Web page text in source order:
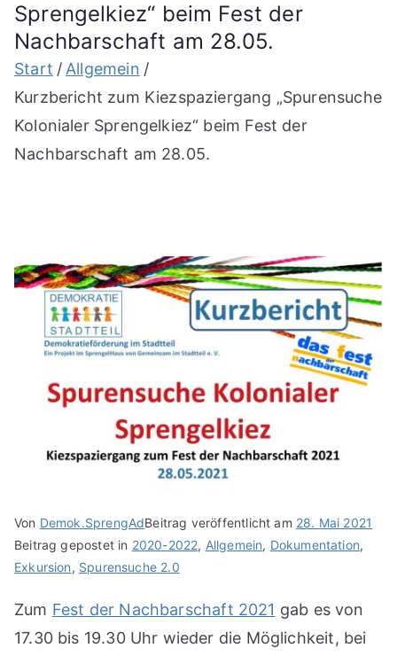
Sprengelkiez“ beim Fest der
Nachbarschaft am 28.05.
Start
Allgemein
Kurzbericht zum Kiezspaziergang „Spurensuche
Kolonialer Sprengelkiez“ beim Fest der
Nachbarschaft am 28.05.
Von Demok.SprengAdBeitrag veröffentlicht am 28. Mai 2021
Beitrag gepostet in 2020-2022, Allgemein, Dokumentation,
Exkursion, Spurensuche 2.0
Zum Fest der Nachbarschaft 2021 gab es von
17.30 bis 19.30 Uhr wieder die Möglichkeit, bei